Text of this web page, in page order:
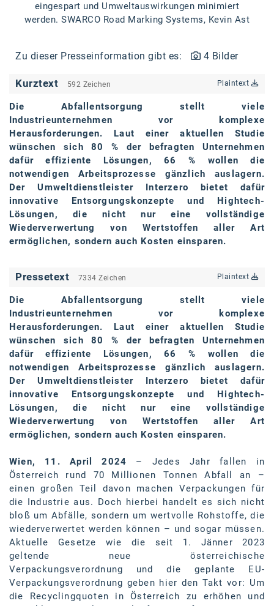
GYNIAL
Interzero
karriere.at
Ketchum GmbH
Kinderwunschzentrum
Kostenwahrheit
Kyndryl
LWND
Mastercard
NEOH
Nespresso
Neudoerfler
OBI
Oral-B
PAYBACK
Planted
PwC
P&G
RIC
Schiefer Rechtsanwälte
Security KAG
smart
Smile Österreich
Strategie Austria
eingespart und Umweltauswirkungen minimiert
werden. SWARCO Road Marking Systems, Kevin Ast
Zu dieser Presseinformation gibt es: 4 Bilder
Kurztext 592 Zeichen Plaintext
Die Abfallentsorgung stellt viele
Industrieunternehmen vor komplexe
Herausforderungen. Laut einer aktuellen Studie
wünschen sich 80 % der befragten Unternehmen
dafür effiziente Lösungen, 66 % wollen die
notwendigen Arbeitsprozesse gänzlich auslagern.
Der Umweltdienstleister Interzero bietet dafür
innovative Entsorgungskonzepte und Hightech-
Lösungen, die nicht nur eine vollständige
Wiederverwertung von Wertstoffen aller Art
ermöglichen, sondern auch Kosten einsparen.
Pressetext 7334 Zeichen Plaintext
Die Abfallentsorgung stellt viele
Industrieunternehmen vor komplexe
Herausforderungen. Laut einer aktuellen Studie
wünschen sich 80 % der befragten Unternehmen
dafür effiziente Lösungen, 66 % wollen die
notwendigen Arbeitsprozesse gänzlich auslagern.
Der Umweltdienstleister Interzero bietet dafür
innovative Entsorgungskonzepte und Hightech-
Lösungen, die nicht nur eine vollständige
Wiederverwertung von Wertstoffen aller Art
ermöglichen, sondern auch Kosten einsparen.
Wien, 11 . April 2024 – Jedes Jahr fallen in
Österreich rund 70 Millionen Tonnen Abfall an –
einen großen Teil davon machen Verpackungen für
die Industrie aus. Doch hierbei handelt es sich nicht
bloß um Abfälle, sondern um wertvolle Rohstoffe, die
wiederverwertet werden können – und sogar müssen.
Aktuelle Gesetze wie die seit 1. Jänner 2023
geltende neue österreichische
Verpackungsverordnung und die geplante EU-
Verpackungsverordnung geben hier den Takt vor: Um
die Recyclingquoten in Österreich zu erhöhen und